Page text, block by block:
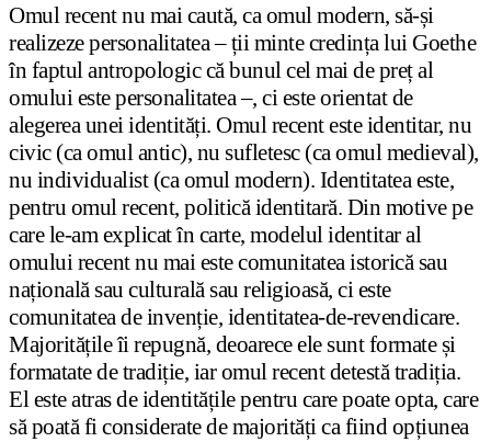
Omul recent nu mai caută, ca omul modern, să-și
realizeze personalitatea – ții minte credința lui Goethe
în faptul antropologic că bunul cel mai de preț al
omului este personalitatea –, ci este orientat de
alegerea unei identități. Omul recent este identitar, nu
civic (ca omul antic), nu sufletesc (ca omul medieval),
nu individualist (ca omul modern). Identitatea este,
pentru omul recent, politică identitară. Din motive pe
care le-am explicat în carte, modelul identitar al
omului recent nu mai este comunitatea istorică sau
națională sau culturală sau religioasă, ci este
comunitatea de invenție, identitatea-de-revendicare.
Majoritățile îi repugnă, deoarece ele sunt formate și
formatate de tradiție, iar omul recent detestă tradiția.
El este atras de identitățile pentru care poate opta, care
să poată fi considerate de majorități ca fiind opțiunea